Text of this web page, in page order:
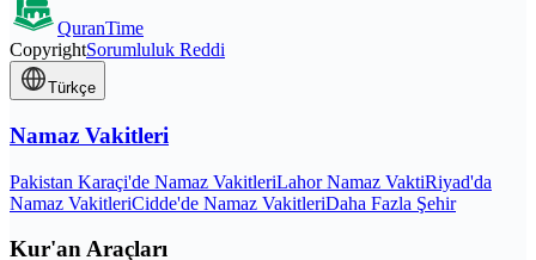
QuranTime
CopyrightSorumluluk Reddi
Türkçe
Namaz Vakitleri
Pakistan Karaçi'de Namaz VakitleriLahor Namaz VaktiRiyad'da
Namaz VakitleriCidde'de Namaz VakitleriDaha Fazla Şehir
Kur'an Araçları